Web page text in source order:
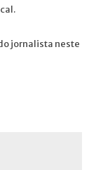
jornalista neste